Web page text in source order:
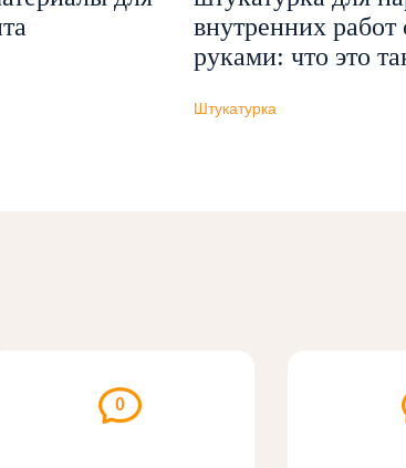
внутренних
руками: что это
Штукатурка
0